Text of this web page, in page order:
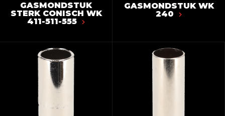
GASMONDSTUK
STERK CONISCH WK
411-511-555
GASMONDSTUK WK
240